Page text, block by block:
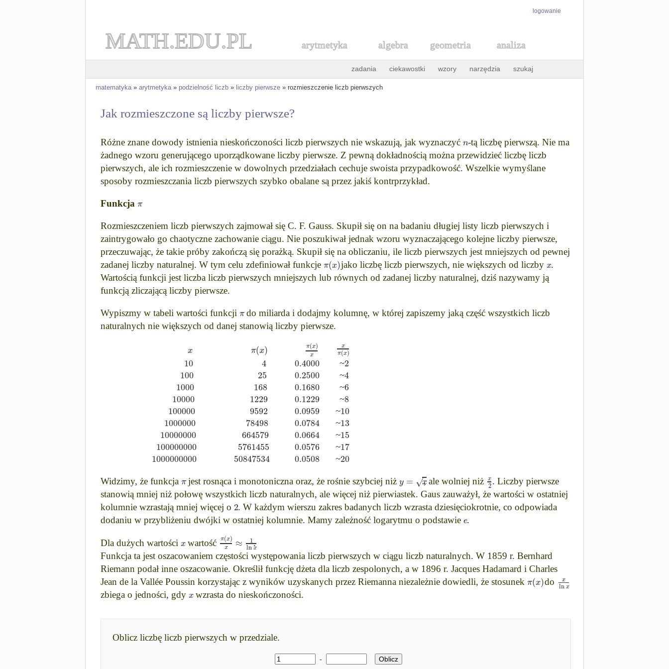
logowanie
MATH.EDU.PL arytmetyka algebra geometria analiza
zadania ciekawostki wzory narzędzia szukaj
matematyka» arytmetyka» podzielność liczb » liczby pierwsze » rozmieszczenie liczb pierwszych
Jak rozmieszczone są liczby pierwsze?
Różne znane dowody istnienia nieskończoności liczb pierwszych nie wskazują, jak wyznaczyć n-tą liczbę pierwszą. Nie ma
żadnego wzoru generującego uporządkowane liczby pierwsze. Z pewną dokładnością można przewidzieć liczbę liczb
pierwszych, ale ich rozmieszczenie w dowolnych przedziałach cechuje swoista przypadkowość. Wszelkie wymyślane
sposoby rozmieszczania liczb pierwszych szybko obalane są przez jakiś kontrprzykład.
Funkcja π
Rozmieszczeniem liczb pierwszych zajmował się C. F. Gauss. Skupił się on na badaniu długiej listy liczb pierwszych i
zaintrygowało go chaotyczne zachowanie ciągu. Nie poszukiwał jednak wzoru wyznaczającego kolejne liczby pierwsze,
przeczuwając, że takie próby zakończą się porażką. Skupił się na obliczaniu, ile liczb pierwszych jest mniejszych od pewnej
zadanej liczby naturalnej. W tym celu zdefiniował funkcje π(x)jako liczbę liczb pierwszych, nie większych od liczbyx.
Wartością funkcji jest liczba liczb pierwszych mniejszych lub równych od zadanej liczby naturalnej, dziś nazywamy ją
funkcją zliczającą liczby pierwsze.
Wypiszmy w tabeli wartości funkcji πdo miliarda i dodajmy kolumnę, w której zapiszemy jaką część wszystkich liczb
naturalnych nie większych od danej stanowią liczby pierwsze.
x π(x) π(x)
x
x
π(x)
10 4 0.4000 ~2
100
25 0.2500 ~4
1000
168 0.1680 ~6
10000
1229 0.1229 ~8
100000
9592 0.0959 ~10
1000000
78498 0.0784 ~13
10000000
664579 0.0664 ~15
100000000
5761455 0.0576 ~17
1000000000
50847534 0.0508 ~20
Widzimy, że funkcja πjest rosnąca i monotoniczna oraz, że rośnie szybciej niż y = x
√, ale wolniej niż x
2. Liczby pierwsze
stanowią mniej niż połowę wszystkich liczb naturalnych, ale więcej niż pierwiastek. Gaus zauważył, że wartości w ostatniej
kolumnie wzrastają mniej więcej o 2. W każdym wierszu zakres badanych liczb wzrasta dziesięciokrotnie, co odpowiada
dodaniu w przybliżeniu dwójki w ostatniej kolumnie. Mamy zależność logarytmu o podstawie e.
Dla dużych wartości xwartość π(x)
x ≈ 1
lnx
.
Funkcja ta jest oszacowaniem częstości występowania liczb pierwszych w ciągu liczb naturalnych. W 1859 r. Bernhard
Riemann podał inne oszacowanie. Określił funkcję dżeta dla liczb zespolonych, a w 1896 r. Jacques Hadamard i Charles
Jean de la Vallée Poussin korzystając z wyników uzyskanych przez Riemanna niezależnie dowiedli, że stosunek π(x)do x
lnx
zbiega o jedności, gdy xwzrasta do nieskończoności.
Oblicz liczbę liczb pierwszych w przedziale.
-